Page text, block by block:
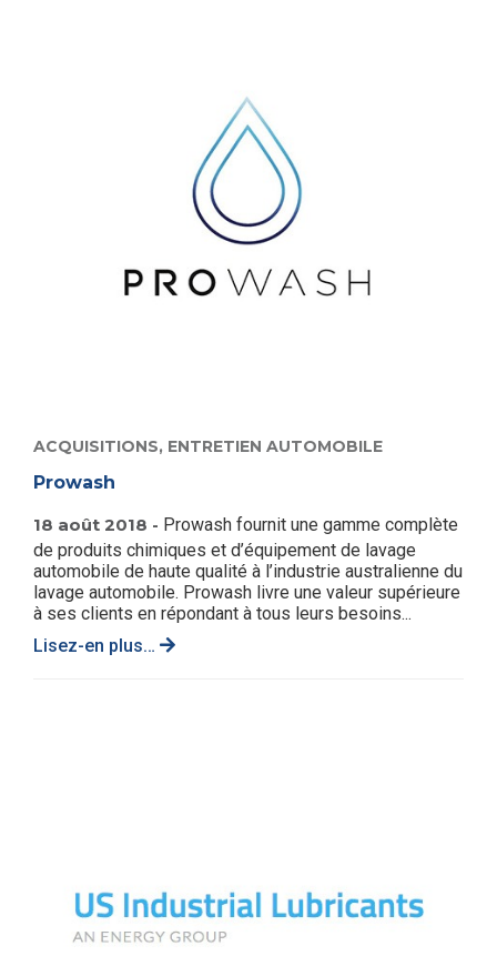
ACQUISITIONS, ENTRETIEN AUTOMOBILE
Prowash
18 août 2018 - Prowash fournit une gamme complète
de produits chimiques et d’équipement de lavage
automobile de haute qualité à l’industrie australienne du
lavage automobile. Prowash livre une valeur supérieure
à ses clients en répondant à tous leurs besoins...
Lisez-en plus…